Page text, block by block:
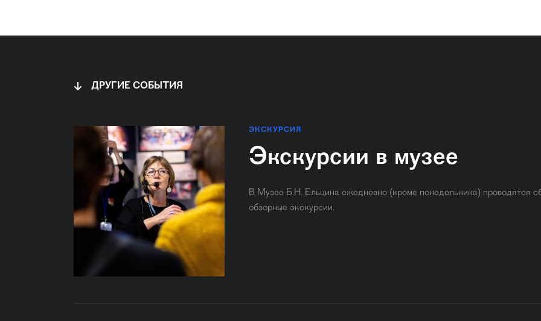
ДРУГИЕ СОБЫТИЯ
ЭКСКУРСИЯ
Экскурсии в музее
В Музее Б.Н. Ельцина ежедневно (кроме понедельника) ​проводятся
обзорные экскурсии.